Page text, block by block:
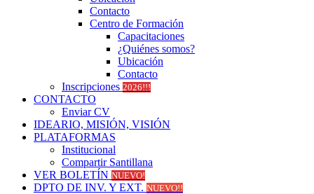
Contacto
Centro de Formación
Capacitaciones
¿Quiénes somos?
Ubicación
Contacto
Inscripciones 2026!!!
CONTACTO
Enviar CV
IDEARIO, MISIÓN, VISIÓN
PLATAFORMAS
Institucional
Compartir Santillana
VER BOLETÍN NUEVO!
DPTO DE INV. Y EXT. NUEVO!!